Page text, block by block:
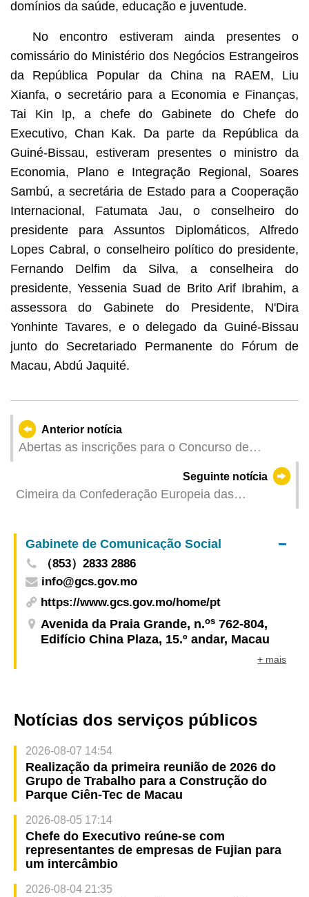
domínios da saúde, educação e juventude.
No encontro estiveram ainda presentes o
comissário do Ministério dos Negócios Estrangeiros
da República Popular da China na RAEM, Liu
Xianfa, o secretário para a Economia e Finanças,
Tai Kin Ip, a chefe do Gabinete do Chefe do
Executivo, Chan Kak. Da parte da República da
Guiné-Bissau, estiveram presentes o ministro da
Economia, Plano e Integração Regional, Soares
Sambú, a secretária de Estado para a Cooperação
Internacional, Fatumata Jau, o conselheiro do
presidente para Assuntos Diplomáticos, Alfredo
Lopes Cabral, o conselheiro político do presidente,
Fernando Delfim da Silva, a conselheira do
presidente, Yessenia Suad de Brito Arif Ibrahim, a
assessora do Gabinete do Presidente, N'Dira
Yonhinte Tavares, e o delegado da Guiné-Bissau
junto do Secretariado Permanente do Fórum de
Macau, Abdú Jaquité.
Anterior notícia
Abertas as inscrições para o Concurso de
Eléctricas para Jovens Futuros Engenheiros
Seguinte notícia
Cimeira da Confederação Europeia das
com sucesso
Gabinete de Comunicação Social
（853）2833 2886
info@gcs.gov.mo
https://www.gcs.gov.mo/home/pt
Avenida da Praia Grande, n.os 762-804,
Edifício China Plaza, 15.º andar, Macau
+ mais
Notícias dos serviços públicos
2026-08-07 14:54
Realização da primeira reunião de 2026 do
Grupo de Trabalho para a Construção do
Parque Ciên-Tec de Macau
2026-08-05 17:14
Chefe do Executivo reúne-se com
representantes de empresas de Fujian para
um intercâmbio
2026-08-04 21:35